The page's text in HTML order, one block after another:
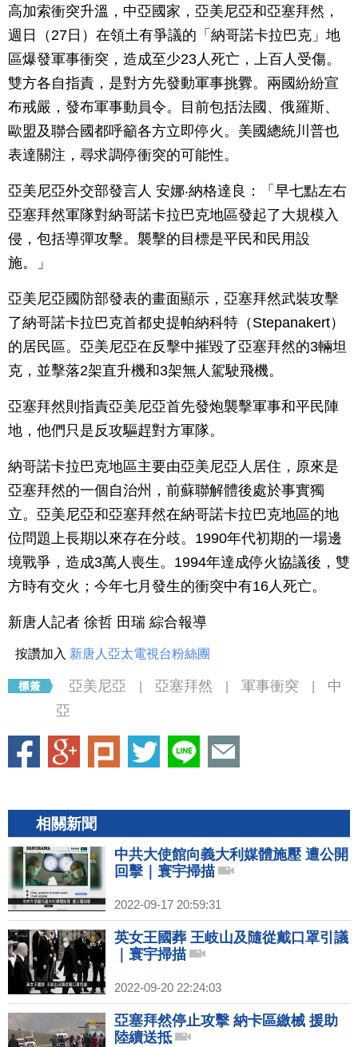
高加索衝突升溫，中亞國家，亞美尼亞和亞塞拜然，
週日（27日）在領土有爭議的「納哥諾卡拉巴克」地
區爆發軍事衝突，造成至少23人死亡，上百人受傷。
雙方各自指責，是對方先發動軍事挑釁。兩國紛紛宣
布戒嚴，發布軍事動員令。目前包括法國、俄羅斯、
歐盟及聯合國都呼籲各方立即停火。美國總統川普也
表達關注，尋求調停衝突的可能性。
亞美尼亞外交部發言人 安娜‧納格達良：「早七點左右
亞塞拜然軍隊對納哥諾卡拉巴克地區發起了大規模入
侵，包括導彈攻擊。襲擊的目標是平民和民用設
施。」
亞美尼亞國防部發表的畫面顯示，亞塞拜然武裝攻擊
了納哥諾卡拉巴克首都史提帕納科特（Stepanakert）
的居民區。亞美尼亞在反擊中摧毀了亞塞拜然的3輛坦
克，並擊落2架直升機和3架無人駕駛飛機。
亞塞拜然則指責亞美尼亞首先發炮襲擊軍事和平民陣
地，他們只是反攻驅趕對方軍隊。
納哥諾卡拉巴克地區主要由亞美尼亞人居住，原來是
亞塞拜然的一個自治州，前蘇聯解體後處於事實獨
立。亞美尼亞和亞塞拜然在納哥諾卡拉巴克地區的地
位問題上長期以來存在分歧。1990年代初期的一場邊
境戰爭，造成3萬人喪生。1994年達成停火協議後，雙
方時有交火；今年七月發生的衝突中有16人死亡。
新唐人記者 徐哲 田瑞 綜合報導
按讚加入 新唐人亞太電視台粉絲團
亞美尼亞 亞塞拜然 軍事衝突
中
亞
相關新聞
中共大使館向義大利媒體施壓 遭公開
回擊｜寰宇掃描
2022-09-17 20:59:31
英女王國葬 王岐山及隨從戴口罩引議
｜寰宇掃描
2022-09-20 22:24:03
亞塞拜然停止攻擊 納卡區繳械 援助
陸續送抵